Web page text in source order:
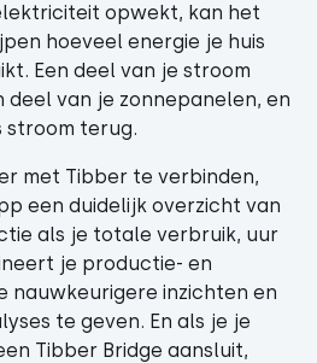
opwekt, kan het
hoeveel energie je huis
Een deel van je stroom
deel van je zonnepanelen, en
stroom terug.
met Tibber te verbinden,
een duidelijk overzicht van
als je totale verbruik, uur
je productie- en
nauwkeurigere inzichten en
te geven. En als je je
Tibber Bridge aansluit,